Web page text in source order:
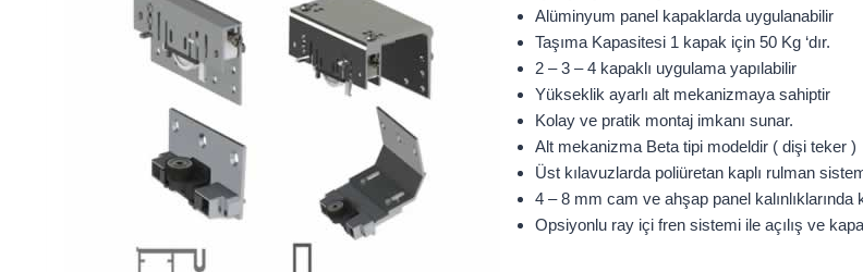
Alüminyum panel kapaklarda uygulanabilir
Taşıma Kapasitesi 1 kapak için 50 Kg ‘dır.
2 – 3 – 4 kapaklı uygulama yapılabilir
Yükseklik ayarlı alt mekanizmaya sahiptir
Kolay ve pratik montaj imkanı sunar.
Alt mekanizma Beta tipi modeldir ( dişi teker )
Üst kılavuzlarda poliüretan kaplı rulman
4 – 8 mm cam ve ahşap panel kalınlıklarında
Opsiyonlu ray içi fren sistemi ile açılış ve